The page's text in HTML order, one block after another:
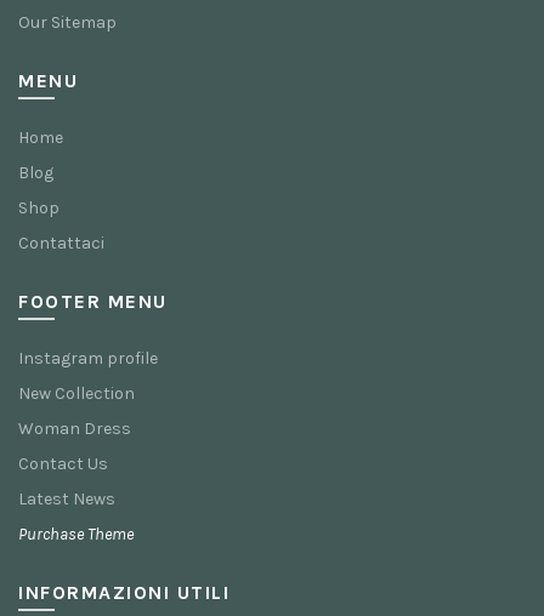
Our Sitemap
MENU
Home
Blog
Shop
Contattaci
FOOTER MENU
Instagram profile
New Collection
Woman Dress
Contact Us
Latest News
Purchase Theme
INFORMAZIONI UTILI